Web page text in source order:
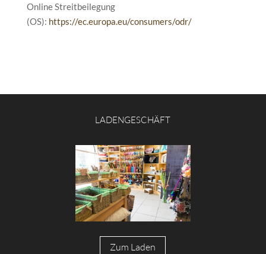
Online Streitbeilegung
(OS): https://ec.europa.eu/consumers/odr/
LADENGESCHÄFT
Zum Laden